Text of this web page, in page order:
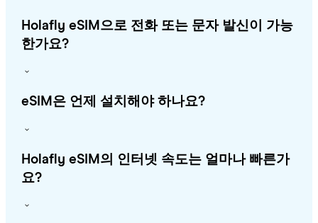
Holafly eSIM으로 전화 또는 문자 발신이 가능
한가요?
eSIM은 언제 설치해야 하나요?
Holafly eSIM의 인터넷 속도는 얼마나 빠른가
요?